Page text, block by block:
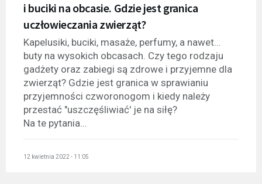
i buciki na obcasie. Gdzie jest granica
uczłowieczania zwierząt?
Kapelusiki, buciki, masaże, perfumy, a nawet...
buty na wysokich obcasach. Czy tego rodzaju
gadżety oraz zabiegi są zdrowe i przyjemne dla
zwierząt? Gdzie jest granica w sprawianiu
przyjemności czworonogom i kiedy należy
przestać "uszczęśliwiać' je na siłę?
Na te pytania...
12 kwietnia 2022 - 11:05